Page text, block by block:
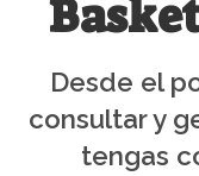
Desde el
consultar y
tengas